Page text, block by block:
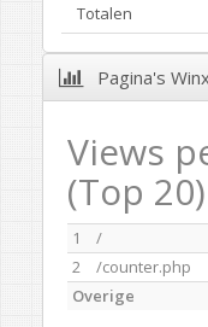
Totalen
Pagina's
Views
(Top 20)
1 /
2
/counter.php
Overige